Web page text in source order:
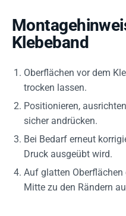
Klebeband
Oberflächen vor dem
trocken lassen.
Positionieren,
sicher andrücken.
Bei Bedarf erneut
Druck ausgeübt wird.
Auf glatten
Mitte zu den Rändern